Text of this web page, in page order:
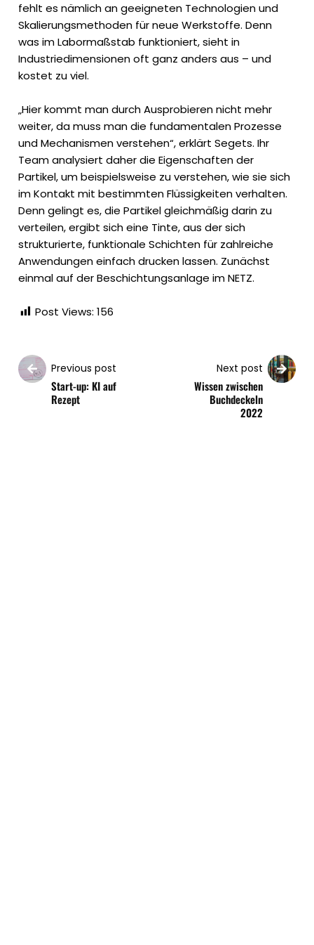
fehlt es nämlich an geeigneten Technologien und
Skalierungsmethoden für neue Werkstoffe. Denn
was im Labormaßstab funktioniert, sieht in
Industriedimensionen oft ganz anders aus – und
kostet zu viel.
„Hier kommt man durch Ausprobieren nicht mehr
weiter, da muss man die fundamentalen Prozesse
und Mechanismen verstehen“, erklärt Segets. Ihr
Team analysiert daher die Eigenschaften der
Partikel, um beispielsweise zu verstehen, wie sie sich
im Kontakt mit bestimmten Flüssigkeiten verhalten.
Denn gelingt es, die Partikel gleichmäßig darin zu
verteilen, ergibt sich eine Tinte, aus der sich
strukturierte, funktionale Schichten für zahlreiche
Anwendungen einfach drucken lassen. Zunächst
einmal auf der Beschichtungsanlage im NETZ.
Post Views: 156
Previous post
Start-up: KI auf
Rezept
Next post
Wissen zwischen
Buchdeckeln
2022